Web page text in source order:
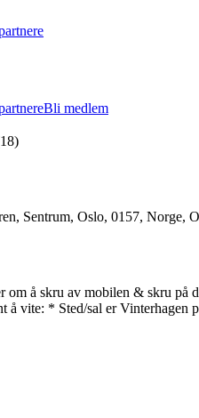
Bli medlem
18)
Sentrum, Oslo, 0157, Norge,
å skru av mobilen & skru på
å vite: * Sted/sal er Vinterhagen